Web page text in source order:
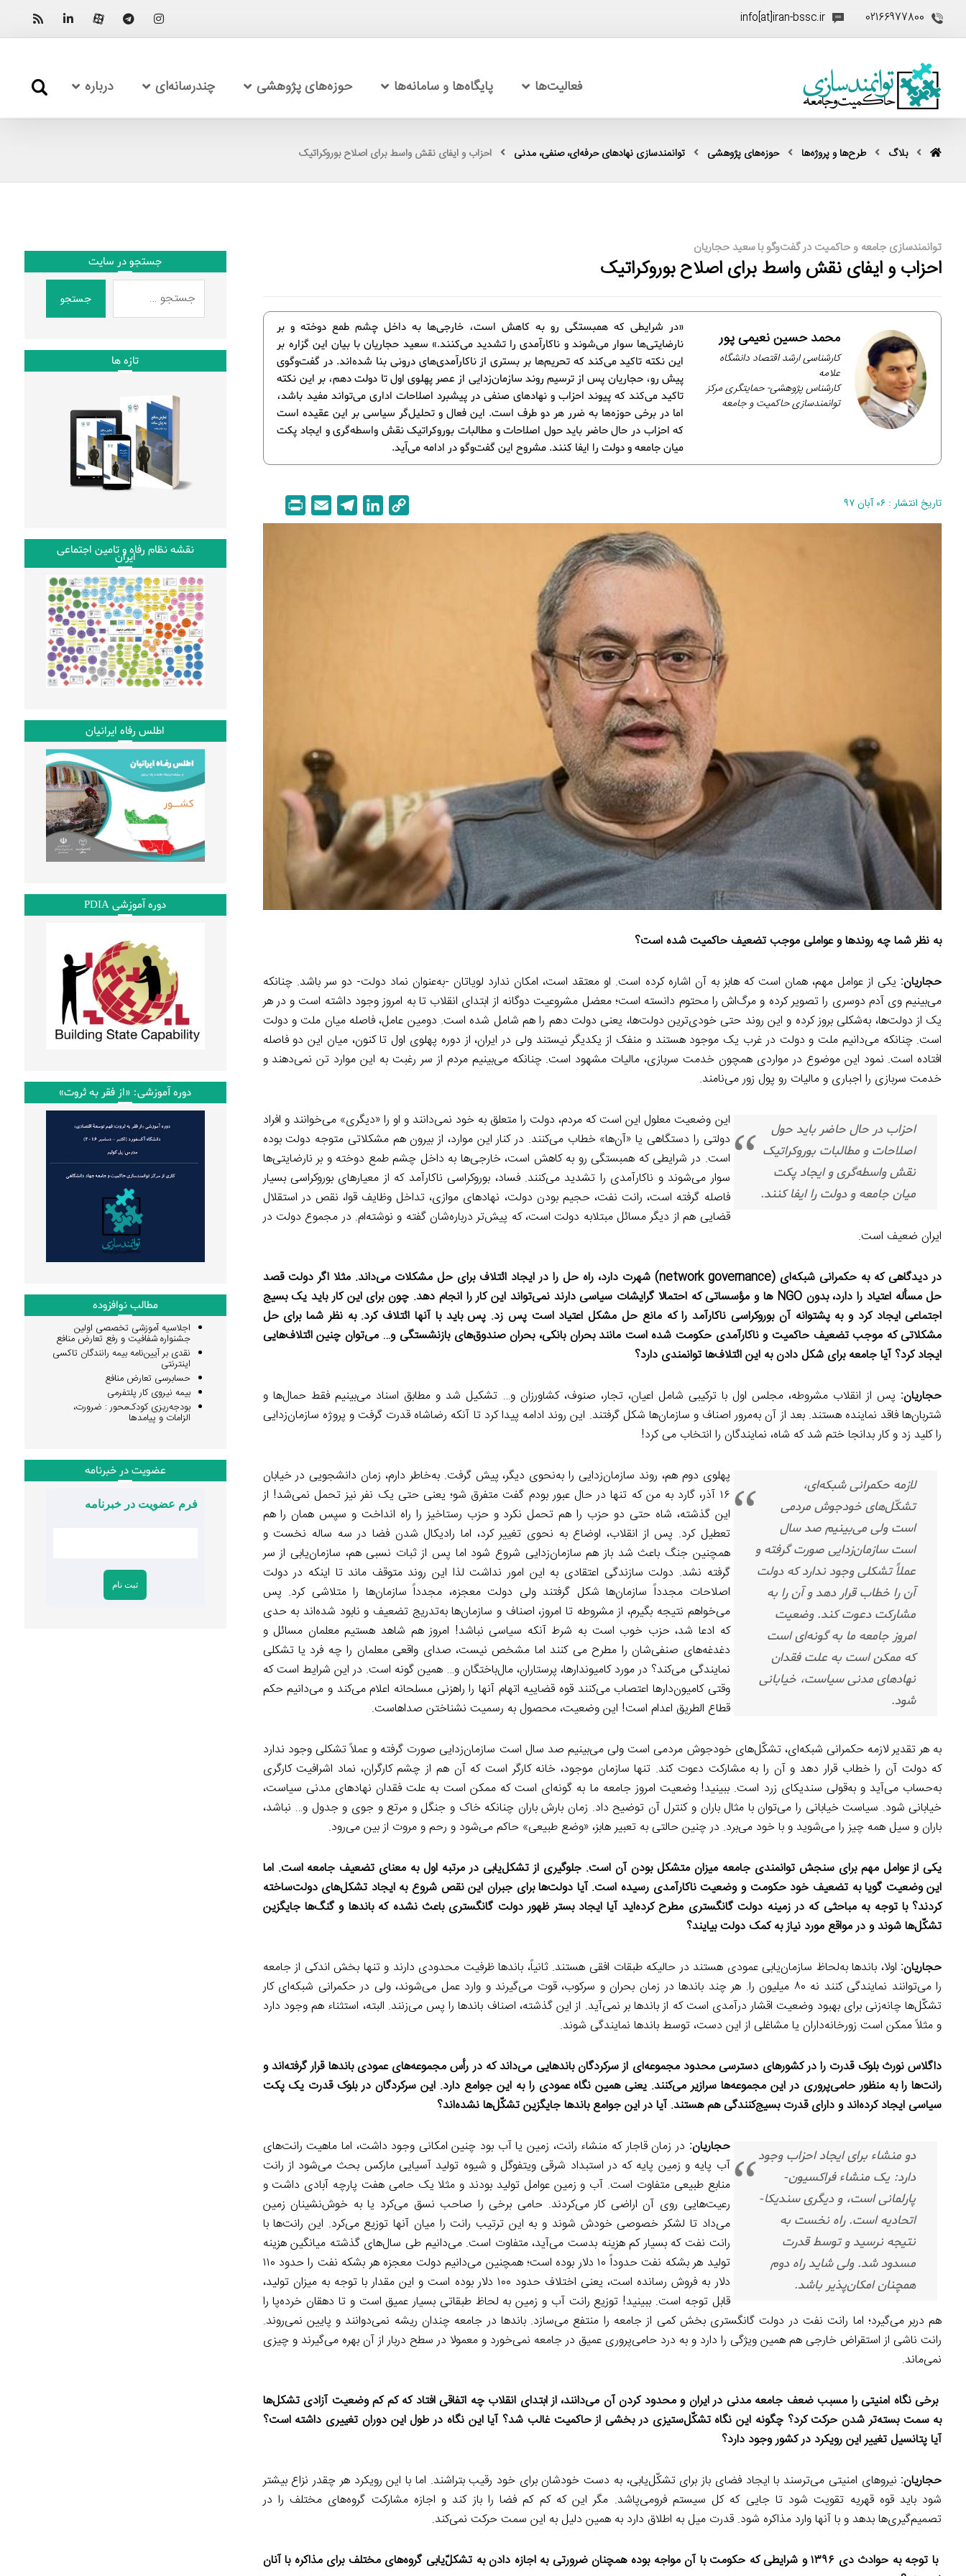
02166977800
info[at]iran-bssc.ir
فعالیت‌ها پایگاه‌ها و سامانه‌ها حوزه‌های پژوهشی چندرسانه‌ای درباره
بلاگ طرح‌ها و پروژه‌ها حوزه‌های پژوهشی توانمندسازی نهادهای حرفه‌ای، صنفی، مدنی احزاب و ایفای نقش واسط برای اصلاح بوروکراتیک
توانمندسازی جامعه و حاکمیت در گفت‌وگو با سعید حجاریان
احزاب و ایفای نقش واسط برای اصلاح بوروکراتیک
«در شرایطی که همبستگی رو به کاهش است، خارجی‌ها به داخل چشم طمع دوخته و بر
نارضایتی‌ها سوار می‌شوند و ناکارآمدی را تشدید می‌کنند.» سعید حجاریان با بیان این گزاره بر
این نکته تاکید می‌کند که تحریم‌ها بر بستری از ناکارآمدی‌های درونی بنا شده‌اند. در گفت‌وگوی
پیش رو، حجاریان پس از ترسیم روند سازمان‌زدایی از عصر پهلوی اول تا دولت دهم، بر این نکته
تاکید می‌کند که پیوند احزاب و نهادهای صنفی در پیشبرد اصلاحات اداری می‌تواند مفید باشد،
اما در برخی حوزه‌ها به ضرر هر دو طرف است. این فعال و تحلیل‌گر سیاسی بر این عقیده است
که احزاب در حال حاضر باید حول اصلاحات و مطالبات بوروکراتیک نقش واسطه‌گری و ایجاد پکت
میان جامعه و دولت را ایفا کنند. مشروح این گفت‌وگو در ادامه می‌آید.
محمد حسین نعیمی پور
كارشناسى ارشد اقتصاد دانشگاه
علامه
کارشناس پژوهشی- حمایتگری مرکز
توانمندسازی حاکمیت و جامعه
تاریخ انتشار : ۰۶ آبان ۹۷
o
i
e
m
r
به نظر شما چه روندها و عواملی موجب تضعیف حاکمیت شده است؟
حجاریان: یکی از عوامل مهم، همان است که هابز به آن اشاره کرده است. او معتقد است، امکان ندارد لویاتان -به‌عنوان نماد دولت- دو سر باشد. چنانکه
می‌بینیم وی آدم دوسری را تصویر کرده و مرگ‌اش را محتوم دانسته است؛ معضل مشروعیت دوگانه از ابتدای انقلاب تا به امروز وجود داشته است و در هر
یک از دولت‌ها، به‌شکلی بروز کرده و این روند حتی خودی‌ترین دولت‌ها، یعنی دولت دهم را هم شامل شده است. دومین عامل، فاصله میان ملت و دولت
است. چنانکه می‌دانیم ملت و دولت در غرب یک موجود هستند و منفک از یکدیگر نیستند ولی در ایران، از دوره پهلوی اول تا کنون، میان این دو فاصله
افتاده است. نمود این موضوع در مواردی همچون خدمت سربازی، مالیات مشهود است. چنانکه می‌بینیم مردم از سر رغبت به این موارد تن نمی‌دهند و
خدمت سربازی را اجباری و مالیات رو پول زور می‌نامند.
احزاب در حال حاضر باید حول
اصلاحات و مطالبات بوروکراتیک
نقش واسطه‌گری و ایجاد پکت
میان جامعه و دولت را ایفا کنند.
این وضعیت معلول این است که مردم، دولت را متعلق به خود نمی‌دانند و او را «دیگری» می‌خوانند و افراد
دولتی را دستگاهی یا «آن‌ها» خطاب می‌کنند. در کنار این موارد، از بیرون هم مشکلاتی متوجه دولت بوده
است. در شرایطی که همبستگی رو به کاهش است، خارجی‌ها به داخل چشم طمع دوخته و بر نارضایتی‌ها
سوار می‌شوند و ناکارآمدی را تشدید می‌کنند. فساد، بوروکراسی ناکارآمد که از معیارهای بوروکراسی بسیار
فاصله گرفته است، رانت نفت، حجیم بودن دولت، نهادهای موازی، تداخل وظایف قوا، نقص در استقلال
قضایی هم از دیگر مسائل مبتلابه دولت است، که پیش‌تر درباره‌شان گفته و نوشته‌ام. در مجموع دولت در
ایران ضعیف است.
در دیدگاهی که به حکمرانی شبکه‌ای (network governance)
شهرت دارد، راه حل را در ایجاد ائتلاف برای حل مشکلات می‌داند. مثلا اگر دولت قصد
حل مسأله اعتیاد را دارد، بدونNGO ها و مؤسساتی که احتمالا گرایشات سیاسی دارند نمی‌تواند این کار را انجام دهد. چون برای این کار باید یک بسیج
اجتماعی ایجاد کرد و به پشتوانه آن بوروکراسی ناکارآمد را که مانع حل مشکل اعتیاد است پس زد. پس باید با آنها ائتلاف کرد. به نظر شما برای حل
مشکلاتی که موجب تضعیف حاکمیت و ناکارآمدی حکومت شده است مانند بحران بانکی، بحران صندوق‌های بازنشستگی و… می‌توان چنین ائتلاف‌هایی
ایجاد کرد؟ آیا جامعه برای شکل دادن به این ائتلاف‌ها توانمندی دارد؟
حجاریان: پس از انقلاب مشروطه، مجلس اول با ترکیبی شامل اعیان، تجار، صنوف، کشاورزان و… تشکیل شد و مطابق اسناد می‌بینیم فقط حمال‌ها و
شتربان‌ها فاقد نماینده هستند. بعد از آن به‌مرور اصناف و سازمان‌ها شکل گرفتند. این روند ادامه پیدا کرد تا آنکه رضاشاه قدرت گرفت و پروژه سازمان‌زدایی
را کلید زد و کار بدانجا ختم شد که شاه، نمایندگان را انتخاب می کرد!
لازمه حکمرانی شبکه‌ای،
تشکّل‌های خودجوش مردمی
است ولی می‌بینیم صد سال
است سازمان‌زدایی صورت گرفته و
عملاً تشکلی وجود ندارد که دولت
آن را خطاب قرار دهد و آن را به
مشارکت دعوت کند. وضعیت
امروز جامعه ما به گونه‌ای است
که ممکن است به علت فقدان
نهادهای مدنی سیاست، خیابانی
شود.
پهلوی دوم هم، روند سازمان‌زدایی را به‌نحوی دیگر، پیش گرفت. به‌خاطر دارم، زمان دانشجویی در خیابان
۱۶ آذر، گارد به من که تنها در حال عبور بودم گفت متفرق شو؛ یعنی حتی یک نفر نیز تحمل نمی‌شد! از
این گذشته، شاه حتی دو حزب را هم تحمل نکرد و حزب رستاخیز را راه انداخت و سپس همان را هم
تعطیل کرد. پس از انقلاب،‌ اوضاع به نحوی تغییر کرد، اما رادیکال شدن فضا در سه ساله نخست و
همچنین جنگ باعث شد باز هم سازمان‌زدایی شروع شود اما پس از ثبات نسبی هم، سازمان‌یابی از سر
گرفته نشد. دولت سازندگی اعتقادی به این امور نداشت لذا این روند متوقف ماند تا اینکه در دولت
اصلاحات مجدداً سازمان‌ها شکل گرفتند ولی دولت معجزه، مجدداً سازمان‌ها را متلاشی کرد. پس
می‌خواهم نتیجه بگیرم، از مشروطه تا امروز، اصناف و سازمان‌ها به‌تدریج تضعیف و نابود شده‌اند به حدی
که ادعا شد، حزب خوب است به شرط آنکه سیاسی نباشد! امروز هم شاهد هستیم معلمان مسائل و
دغدغه‌های صنفی‌شان را مطرح می کنند اما مشخص نیست، صدای واقعی معلمان را چه فرد یا تشکلی
نمایندگی می‌کند؟ در مورد کامیوندارها، پرستاران، مال‌باختگان و… همین گونه است. در این شرایط است که
وقتی کامیون‌دارها اعتصاب می‌کنند قوه قضاییه اتهام آنها را راهزنی مسلحانه اعلام می‌کند و می‌دانیم حکم
قطاع الطریق اعدام است! این وضعیت، محصول به رسمیت نشناختن صداهاست.
به هر تقدیر لازمه حکمرانی شبکه‌ای، تشکّل‌های خودجوش مردمی است ولی می‌بینیم صد سال است سازمان‌زدایی صورت گرفته و عملاً تشکلی وجود ندارد
که دولت آن را خطاب قرار دهد و آن را به مشارکت دعوت کند. تنها سازمان موجود، خانه کارگر است که آن هم از چشم کارگران، نماد اشرافیت کارگری
به‌حساب می‌آید و به‌قولی سندیکای زرد است. ببینید! وضعیت امروز جامعه ما به گونه‌ای است که ممکن است به علت فقدان نهادهای مدنی سیاست،
خیابانی شود. سیاست خیابانی را می‌توان با مثال باران و کنترل آن توضیح داد. زمان بارش باران چنانکه خاک و جنگل و مرتع و جوی و جدول و… نباشد،
باران و سیل همه چیز را می‌شوید و با خود می‌برد. در چنین حالتی به تعبیر هابز، «وضع طبیعی» حاکم می‌شود و رحم و مروت از بین می‌رود.
یکی از عوامل مهم برای سنجش توانمندی جامعه میزان متشکل بودن آن است. جلوگیری از تشکل‌یابی در مرتبه اول به معنای تضعیف جامعه است. اما
این وضعیت گویا به تضعیف خود حکومت و وضعیت ناکارآمدی رسیده است. آیا دولت‌ها برای جبران این نقص شروع به ایجاد تشکل‌های دولت‌ساخته
کردند؟ با توجه به مباحثی که در زمینه دولت گانگستری مطرح کرده‌اید آیا ایجاد بستر ظهور دولت گانگستری باعث نشده که باندها و گنگ‌ها جایگزین
تشکّل‌ها شوند و در مواقع مورد نیاز به کمک دولت بیایند؟
حجاریان: اولا، باندها به‌لحاظ سازمان‌یابی عمودی هستند در حالیکه طبقات افقی هستند. ثانیاً، باندها ظرفیت محدودی دارند و تنها بخش اندکی از جامعه
را می‌توانند نمایندگی کنند نه ۸۰ میلیون را. هر چند باندها در زمان بحران و سرکوب، قوت می‌گیرند و وارد عمل می‌شوند، ولی در حکمرانی شبکه‌ای کار
تشکّل‌ها چانه‌زنی برای بهبود وضعیت اقشار درآمدی است که از باندها بر نمی‌آید. از این گذشته، اصناف باندها را پس می‌زنند. البته، استثناء هم وجود دارد
و مثلاً ممکن است زورخانه‌داران یا مشاغلی از این دست، توسط باندها نمایندگی شوند.
داگلاس نورث بلوک قدرت را در کشورهای دسترسی محدود مجموعه‌ای از سرکردگان باندهایی می‌داند که در رأس مجموعه‌های عمودی باندها قرار گرفته‌اند و
رانت‌ها را به منظور حامی‌پروری در این مجموعه‌ها سرازیر می‌کنند. یعنی همین نگاه عمودی را به این جوامع دارد. این سرکردگان در بلوک قدرت یک پکت
سیاسی ایجاد کرده‌اند و دارای قدرت بسیج‌کنندگی هم هستند. آیا در این جوامع باندها جایگزین تشکّل‌ها نشده‌اند؟
دو منشاء برای ایجاد احزاب وجود
دارد: یک منشاء فراکسیون-
پارلمانی است، و دیگری سندیکا-
اتحادیه است. راه نخست به
نتیجه نرسید و توسط قدرت
مسدود شد. ولی شاید راه دوم
همچنان امکان‌پذیر باشد.
حجاریان: در زمان قاجار که منشاء رانت، زمین یا آب بود چنین امکانی وجود داشت، اما ماهیت رانت‌های
آب پایه و زمین پایه که در استبداد شرقی ویتفوگل و شیوه تولید آسیایی مارکس بحث می‌شود از رانت
منابع طبیعی متفاوت است. آب و زمین عوامل تولید بودند و مثلا یک حامی هفت پارچه آبادی داشت و
رعیت‌هایی روی آن اراضی کار می‌کردند. حامی برخی را صاحب نسق می‌کرد یا به خوش‌نشینان زمین
می‌داد تا لشکر خصوصی خودش شوند و به این ترتیب رانت را میان آنها توزیع می‌کرد. این رانت‌ها با
رانت نفت که بسیار کم هزینه بدست می‌آید، متفاوت است. می‌دانیم طی سال‌های گذشته میانگین هزینه
تولید هر بشکه نفت حدوداً ۱۰ دلار بوده است؛ همچنین می‌دانیم دولت معجزه هر بشکه نفت را حدود ۱۱۰
دلار به فروش رسانده است، یعنی اختلاف حدود ۱۰۰ دلار بوده است و این مقدار با توجه به میزان تولید،
قابل توجه است. ببینید! توزیع رانت آب و زمین به لحاظ طبقاتی بسیار عمیق است و تا دهقان خرده‌پا را
هم دربر می‌گیرد؛ اما رانت نفت در دولت گانگستری بخش کمی از جامعه را منتفع می‌سازد. باندها در جامعه چندان ریشه نمی‌دوانند و پایین نمی‌روند.
رانت ناشی از استقراض خارجی هم همین ویژگی را دارد و به درد حامی‌پروری عمیق در جامعه نمی‌خورد و معمولا در سطح دربار از آن بهره می‌گیرند و چیزی
نمی‌ماند.
برخی نگاه امنیتی را مسبب ضعف جامعه مدنی در ایران و محدود کردن آن می‌دانند، از ابتدای انقلاب چه اتفاقی افتاد که کم کم وضعیت آزادی تشکل‌ها
به سمت بسته‌تر شدن حرکت کرد؟ چگونه این نگاه تشکّل‌ستیزی در بخشی از حاکمیت غالب شد؟ آیا این نگاه در طول این دوران تغییری داشته است؟
آیا پتانسیل تغییر این رویکرد در کشور وجود دارد؟
حجاریان: نیروهای امنیتی می‌ترسند با ایجاد فضای باز برای تشکّل‌یابی، به دست خودشان برای خود رقیب بتراشند. اما با این رویکرد هر چقدر نزاع بیشتر
شود باید قوه قهریه تقویت شود تا جایی که کل سیستم فرومی‌پاشد. مگر این که کم کم فضا را باز کند و اجازه مشارکت گروه‌های مختلف را در
تصمیم‌گیری‌ها بدهد و با آنها وارد مذاکره شود. قدرت میل به اطلاق دارد به همین دلیل به این سمت حرکت نمی‌کند.
با توجه به حوادث دی ۱۳۹۶ و شرایطی که حکومت با آن مواجه بوده همچنان ضرورتی به اجازه دادن به تشکلّ‌یابی گروه‌های مختلف برای مذاکره با آنان
جستجو در سایت
جستجو
تازه ها
نقشه نظام رفاه و تامین اجتماعی
ایران
اطلس رفاه ایرانیان
دوره آموزشی PDIA
دوره آموزشی: «از فقر به ثروت»
مطالب نوافزوده
اجلاسیه آموزشی تخصصی اولین
جشنواره شفافیت و رفع تعارض منافع
نقدی بر آیین‌نامه بیمه رانندگان تاکسی
اینترنتی
حسابرسی تعارض منافع
بیمه نیروی کار پلتفرمی
بودجه‌ریزی کودک‌محور : ضرورت،
الزامات و پیامدها
عضویت در خبرنامه
فرم عضویت در خبرنامه